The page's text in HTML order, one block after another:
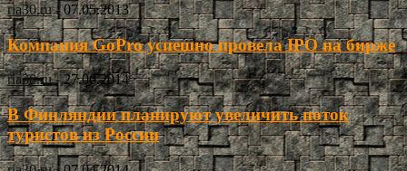
ria30.ru - 07.05.2013
Компания GoPro успешно провела IPO на бирже
ria30.ru - 27.06.2014
В Финляндии планируют увеличить поток
туристов из России